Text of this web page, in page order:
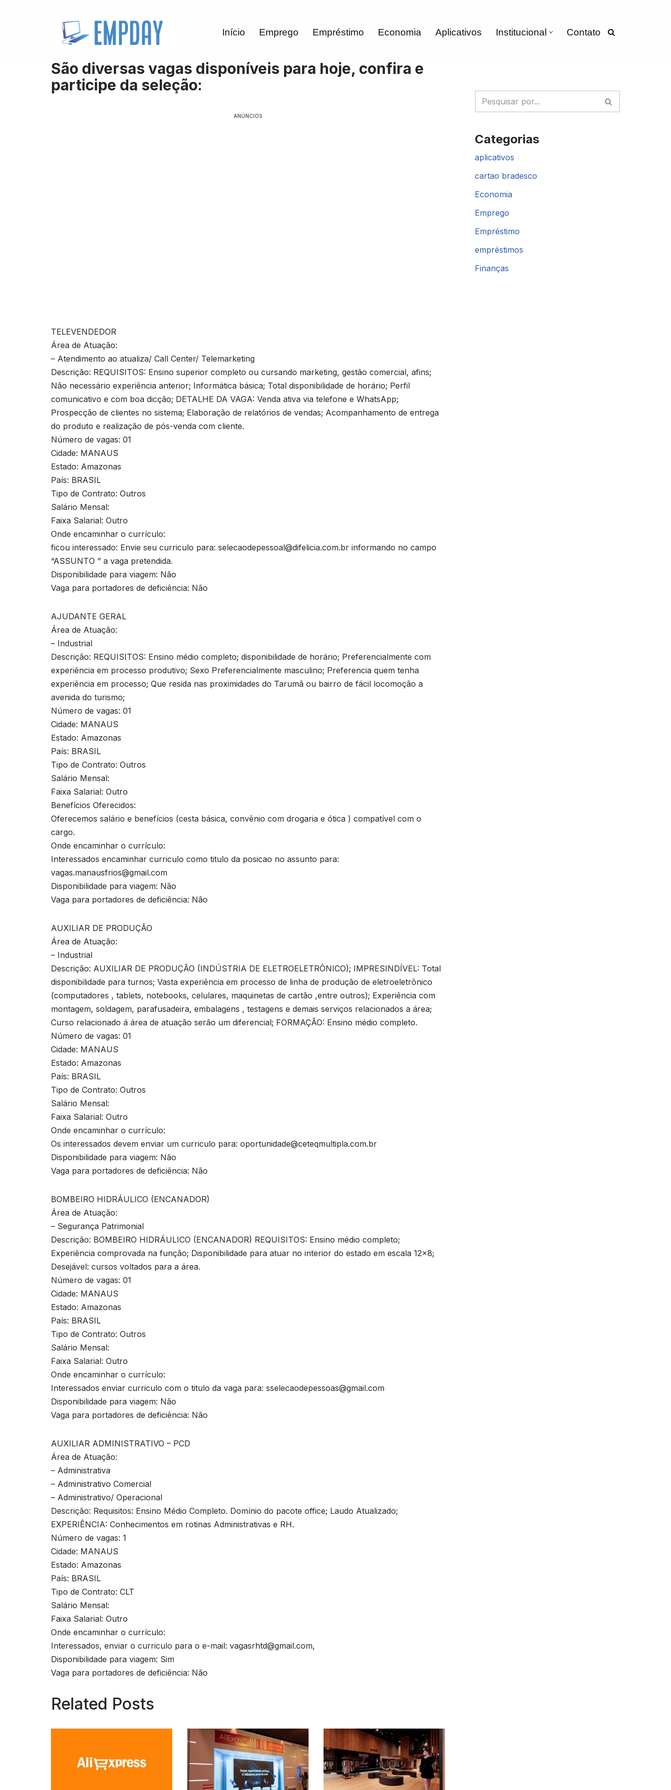
Início Emprego Empréstimo Economia Aplicativos Institucional Contato
São diversas vagas disponíveis para hoje, confira e
participe da seleção:
ANÚNCIOS
TELEVENDEDOR
Área de Atuação:
– Atendimento ao atualiza/ Call Center/ Telemarketing
Descrição: REQUISITOS: Ensino superior completo ou cursando marketing, gestão comercial, afins;
Não necessário experiência anterior; Informática básica; Total disponibilidade de horário; Perfil
comunicativo e com boa dicção; DETALHE DA VAGA: Venda ativa via telefone e WhatsApp;
Prospecção de clientes no sistema; Elaboração de relatórios de vendas; Acompanhamento de entrega
do produto e realização de pós-venda com cliente.
Número de vagas: 01
Cidade: MANAUS
Estado: Amazonas
País: BRASIL
Tipo de Contrato: Outros
Salário Mensal:
Faixa Salarial: Outro
Onde encaminhar o currículo:
ficou interessado: Envie seu curriculo para: selecaodepessoal@difelicia.com.br informando no campo
“ASSUNTO ” a vaga pretendida.
Disponibilidade para viagem: Não
Vaga para portadores de deficiência: Não
AJUDANTE GERAL
Área de Atuação:
– Industrial
Descrição: REQUISITOS: Ensino médio completo; disponibilidade de horário; Preferencialmente com
experiência em processo produtivo; Sexo Preferencialmente masculino; Preferencia quem tenha
experiência em processo; Que resida nas proximidades do Tarumã ou bairro de fácil locomoção a
avenida do turismo;
Número de vagas: 01
Cidade: MANAUS
Estado: Amazonas
País: BRASIL
Tipo de Contrato: Outros
Salário Mensal:
Faixa Salarial: Outro
Benefícios Oferecidos:
Oferecemos salário e benefícios (cesta básica, convênio com drogaria e ótica ) compatível com o
cargo.
Onde encaminhar o currículo:
Interessados encaminhar curriculo como titulo da posicao no assunto para:
vagas.manausfrios@gmail.com
Disponibilidade para viagem: Não
Vaga para portadores de deficiência: Não
AUXILIAR DE PRODUÇÃO
Área de Atuação:
– Industrial
Descrição: AUXILIAR DE PRODUÇÃO (INDÚSTRIA DE ELETROELETRÔNICO); IMPRESINDÍVEL: Total
disponibilidade para turnos; Vasta experiência em processo de linha de produção de eletroeletrônico
(computadores , tablets, notebooks, celulares, maquinetas de cartão ,entre outros); Experiência com
montagem, soldagem, parafusadeira, embalagens , testagens e demais serviços relacionados a área;
Curso relacionado á área de atuação serão um diferencial; FORMAÇÃO: Ensino médio completo.
Número de vagas: 01
Cidade: MANAUS
Estado: Amazonas
País: BRASIL
Tipo de Contrato: Outros
Salário Mensal:
Faixa Salarial: Outro
Onde encaminhar o currículo:
Os interessados devem enviar um curriculo para: oportunidade@ceteqmultipla.com.br
Disponibilidade para viagem: Não
Vaga para portadores de deficiência: Não
BOMBEIRO HIDRÁULICO (ENCANADOR)
Área de Atuação:
– Segurança Patrimonial
Descrição: BOMBEIRO HIDRÁULICO (ENCANADOR) REQUISITOS: Ensino médio completo;
Experiência comprovada na função; Disponibilidade para atuar no interior do estado em escala 12×8;
Desejável: cursos voltados para a área.
Número de vagas: 01
Cidade: MANAUS
Estado: Amazonas
País: BRASIL
Tipo de Contrato: Outros
Salário Mensal:
Faixa Salarial: Outro
Onde encaminhar o currículo:
Interessados enviar curriculo com o titulo da vaga para: sselecaodepessoas@gmail.com
Disponibilidade para viagem: Não
Vaga para portadores de deficiência: Não
AUXILIAR ADMINISTRATIVO – PCD
Área de Atuação:
– Administrativa
– Administrativo Comercial
– Administrativo/ Operacional
Descrição: Requisitos: Ensino Médio Completo. Domínio do pacote office; Laudo Atualizado;
EXPERIÊNCIA: Conhecimentos em rotinas Administrativas e RH.
Número de vagas: 1
Cidade: MANAUS
Estado: Amazonas
País: BRASIL
Tipo de Contrato: CLT
Salário Mensal:
Faixa Salarial: Outro
Onde encaminhar o currículo:
Interessados, enviar o curriculo para o e-mail: vagasrhtd@gmail.com,
Disponibilidade para viagem: Sim
Vaga para portadores de deficiência: Não
Related Posts
Categorias
aplicativos
cartao bradesco
Economia
Emprego
Empréstimo
empréstimos
Finanças